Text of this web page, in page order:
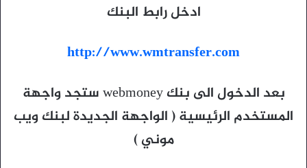
ادخل رابط البنك
http://www.wmtransfer.com
بعد الدخول الى بنك webmoney ستجد واجهة
المستخدم الرئيسية ( الواجهة الجديدة لبنك ويب
موني )